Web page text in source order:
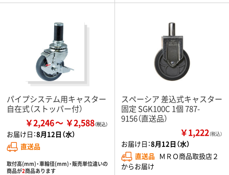
パイプシステム用キャスター
自在式（ストッパー付）
￥2,246 ￥2,588
お届け日：8月12日（水）
直送品
取付高(mm)・車輪径(mm)・販売単位違いの
商品が2商品あります
スペーシア 差込式キャスター
固定 SGK100C 1個 787-
9156（直送品）
￥1,222（税込）
お届け日：8月12日（水）
直送品 ＭＲＯ商品取扱店２
からお届け